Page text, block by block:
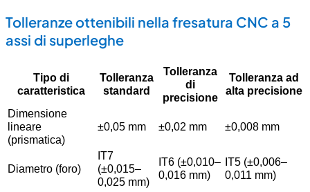
Tolleranze ottenibili nella fresatura CNC a 5
assi di superleghe
Tipo di
caratteristica
Tolleranza
standard
Tolleranza
di
precisione
Tolleranza ad
alta precisione
Dimensione
lineare
(prismatica)
±0,05 mm ±0,02 mm ±0,008 mm
Diametro (foro)
IT7
(±0,015–
0,025 mm)
IT6 (±0,010–
0,016 mm)
IT5 (±0,006–
0,011 mm)